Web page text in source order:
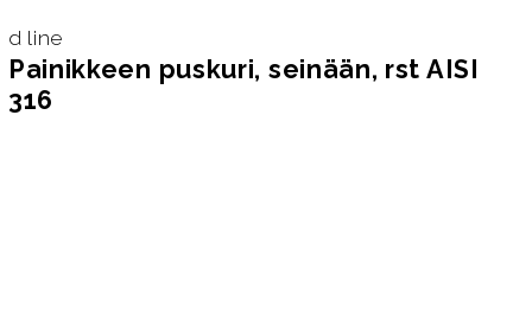
d line
Painikkeen puskuri, seinään, rst AISI
316